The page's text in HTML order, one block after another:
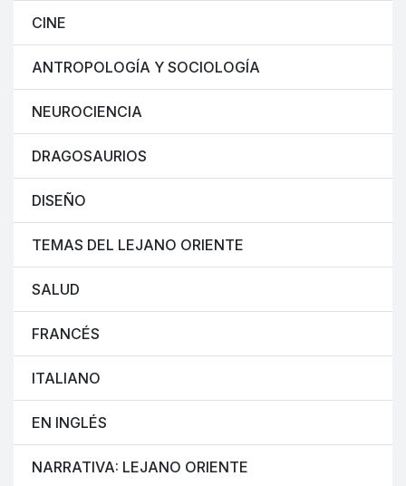
CINE
ANTROPOLOGÍA Y SOCIOLOGÍA
NEUROCIENCIA
DRAGOSAURIOS
DISEÑO
TEMAS DEL LEJANO ORIENTE
SALUD
FRANCÉS
ITALIANO
EN INGLÉS
NARRATIVA: LEJANO ORIENTE